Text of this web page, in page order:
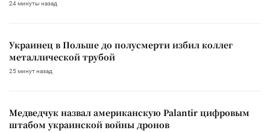
24 минуты назад
Украинец в Польше до полусмерти избил коллег
металлической трубой
25 минут назад
Медведчук назвал американскую Palantir цифровым
штабом украинской войны дронов